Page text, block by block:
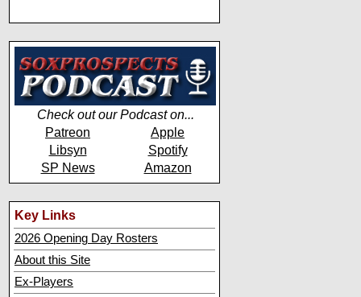
Check out our Podcast on...
Patreon
Apple
Libsyn
Spotify
SP News
Amazon
Key Links
2026 Opening Day Rosters
About this Site
Ex-Players